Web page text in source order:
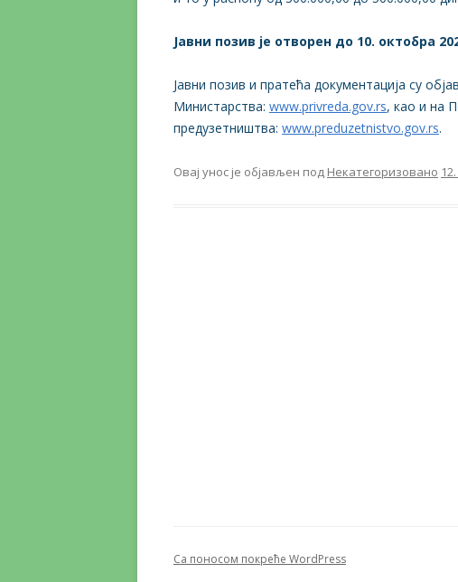
Јавни позив је отворен до 10. октобра
Јавни позив и пратећа документација су
Министарства: www.privreda.gov.rs, као и на
предузетништва: www.preduzetnistvo.gov.rs.
Овај унос је објављен под Некатегоризовано
Са поносом покреће WordPress